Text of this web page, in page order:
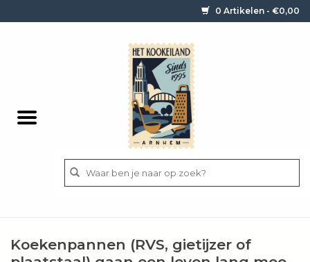
0 Artikelen - €0,00
Bestek
Koekenpannen (RVS, gietijzer of